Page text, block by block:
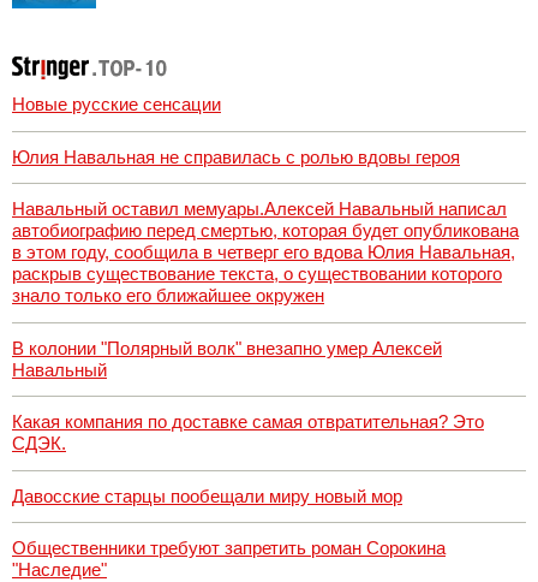
скандал — а
картина уже
100 млн рублей
Новые русские сенсации
Юлия Навальная не справилась с ролью вдовы героя
Навальный оставил мемуары.Алексей Навальный написал
автобиографию перед смертью, которая будет опубликована
в этом году, сообщила в четверг его вдова Юлия Навальная,
раскрыв существование текста, о существовании которого
знало только его ближайшее окружен
В колонии "Полярный волк" внезапно умер Алексей
Навальный
Какая компания по доставке самая отвратительная? Это
СДЭК.
Давосские старцы пообещали миру новый мор
Общественники требуют запретить роман Сорокина
"Наследие"